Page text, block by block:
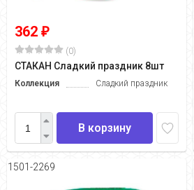
362 ₽
(0)
СТАКАН Сладкий праздник 8шт
Коллекция Сладкий праздник
В корзину
1501-2269